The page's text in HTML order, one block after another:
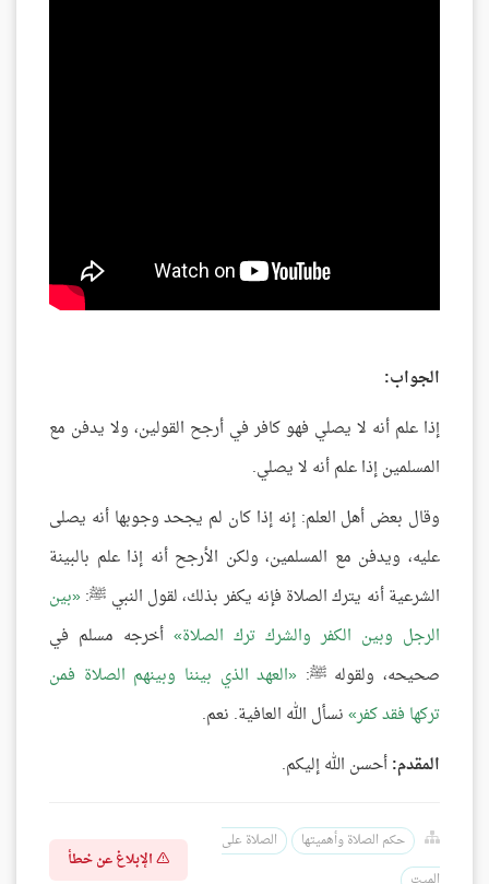
الجواب:
إذا علم أنه لا يصلي فهو كافر في أرجح القولين، ولا يدفن مع
المسلمين إذا علم أنه لا يصلي.
وقال بعض أهل العلم: إنه إذا كان لم يجحد وجوبها أنه يصلى
عليه، ويدفن مع المسلمين، ولكن الأرجح أنه إذا علم بالبينة
الشرعية أنه يترك الصلاة فإنه يكفر بذلك، لقول النبي ﷺ: بين
الرجل وبين الكفر والشرك ترك الصلاة
أخرجه مسلم في
صحيحه، ولقوله ﷺ:
العهد الذي بيننا وبينهم الصلاة فمن
تركها فقد كفر نسأل الله العافية. نعم.
المقدم:أحسن الله إليكم.
حكم الصلاة وأهميتها
الصلاة على
الإبلاغ عن خطأ